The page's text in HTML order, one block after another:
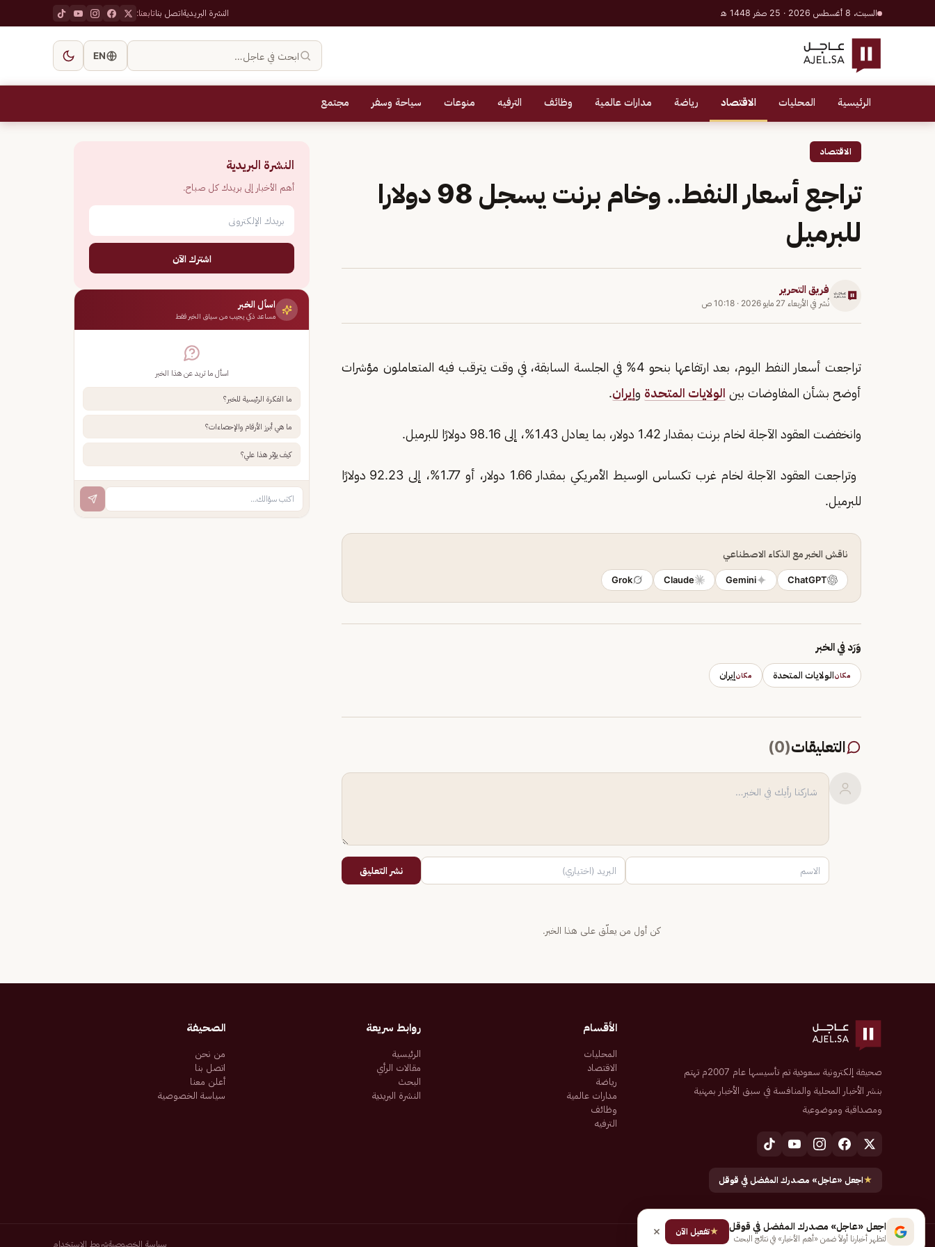
السبت، 8 أغسطس 2026 · 25 صفر 1448 هـ النشرة البريديةاتصل بناتابعنا:
ابحث في عاجل… EN
الرئيسية المحليات الاقتصاد رياضة مدارات عالمية وظائف الترفيه منوعات سياحة وسفر مجتمع
الاقتصاد
تراجع أسعار النفط.. وخام برنت يسجل 98 دولارا
للبرميل
فريق التحرير
نُشر في الأربعاء 27 مايو 2026 · 10:18 ص
تراجعت أسعار النفط اليوم، بعد ارتفاعها بنحو 4% في الجلسة السابقة، في وقت يترقب فيه المتعاملون مؤشرات
أوضح بشأن المفاوضات بين الولايات المتحدة وإيران.
وانخفضت العقود الآجلة لخام برنت بمقدار 1.42 دولار، بما يعادل 1.43%، إلى 98.16 دولارًا للبرميل.
وتراجعت العقود الآجلة لخام غرب تكساس الوسيط الأمريكي بمقدار 1.66 دولار، أو 1.77%، إلى 92.23 دولارًا
للبرميل.
ناقش الخبر مع الذكاء الاصطناعي
ChatGPT
Gemini
Claude
Grok
وَرَد في الخبر
مكانالولايات المتحدة مكانإيران
التعليقات(
0
)
نشر التعليق
كن أول من يعلّق على هذا الخبر.
النشرة البريدية
أهم الأخبار إلى بريدك كل صباح.
اشترك الآن
اسأل الخبر
مساعد ذكي يجيب من سياق الخبر فقط
اسأل ما تريد عن هذا الخبر
ما الفكرة الرئيسية للخبر؟
ما هي أبرز الأرقام والإحصاءات؟
كيف يؤثر هذا علي؟
صحيفة إلكترونية سعودية تم تأسيسها عام 2007م تهتم
بنشر الأخبار المحلية والمنافسة في سبق الأخبار بمهنية
ومصداقية وموضوعية
★اجعل «عاجل» مصدرك المفضل في قوقل
الأقسام
المحليات
الاقتصاد
رياضة
مدارات عالمية
وظائف
الترفيه
روابط سريعة
الرئيسية
مقالات الرأي
البحث
النشرة البريدية
الصحيفة
من نحن
اتصل بنا
أعلن معنا
سياسة الخصوصية
جميع الحقوق محفوظة لـ شركة إيجاز للنشر الإلكتروني المالكة لصحيفة عاجل سياسة الخصوصيةشروط الاستخدام
اجعل «عاجل» مصدرك المفضل في قوقل
لتظهر أخبارنا أولاً ضمن «أهم الأخبار» في نتائج البحث
★تفعيل الآن